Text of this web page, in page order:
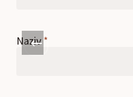
Naziv*